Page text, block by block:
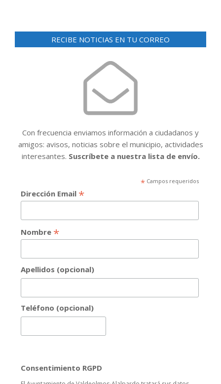
RECIBE NOTICIAS EN TU CORREO
Con frecuencia enviamos información a ciudadanos y
amigos: avisos, noticias sobre el municipio, actividades
interesantes. Suscríbete a nuestra lista de envío.
*Campos requeridos
Dirección Email *
Nombre *
Apellidos (opcional)
Teléfono (opcional)
Consentimiento RGPD